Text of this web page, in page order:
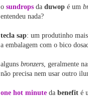
o sundrops da duwop é um
entendeu nada?
tecla sap: um produtinho
a embalagem com o bico
alguns bronzers, geralmente
não precisa nem usar outro
one hot minute da benefit é